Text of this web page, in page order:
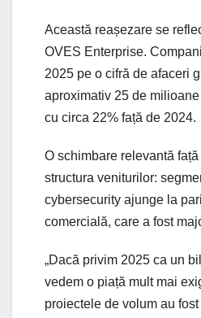
Această reașezare se
OVES Enterprise.
2025 pe o cifră de afaceri
aproximativ 25 de
cu circa 22% față de 2024.
O schimbare relevantă
structura veniturilor:
cybersecurity ajunge la
comercială, care a fost
„Dacă privim 2025 ca un
vedem o piață mult mai
proiectele de volum au